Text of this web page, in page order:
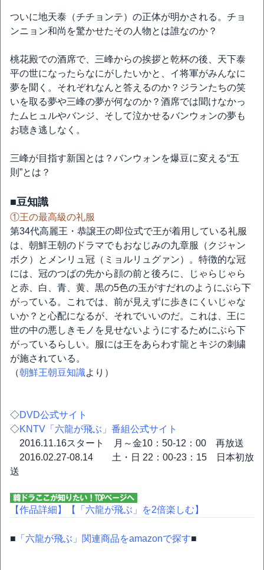
ついに地天泰（チチョンテ）の正体が明かされる。チョ
ンニョン和尚を驚かせたその人物とは誰なのか？
桃花殿での酒席で、三峰からの挨拶と乾杯の後、天下泰
平の世になったらなにがしたいかと、イ将軍がみんなに
夢を聞く。それぞれなんと答えるのか？ジランたちの笑
いを取る夢や三峰の夢が何なのか？酒席では聞けなかっ
たムヒュルやバンジ、そして泣かせるバンウォンの夢も
お聴き逃しなく。
三峰が目指す新国とは？バンウォンを爆豆に変える“五
則”とは？
■豆知識
①王の最高級の礼服
第34代高麗王・恭譲王の即位式で王が着用している礼服
は、朝鮮王朝のドラマでもおなじみの九章服（クジャン
ボク）とメンリュ冠（ミョルリュグァン）。特徴的な冠
には、冠のつばの先から顔の前と後ろに、じゃらじゃら
と赤、白、青、黄、黒の5色の玉がすだれのようにぶら下
がっている。これでは、前が見えずに歩きにくいじゃな
いか？と心配になるが、それでいいのだ。これは、王に
世の中の悪しきモノを見せないようにするためにぶら下
がっているらしい。服には王をあらわす龍とキジの刺繍
が施されている。
（朝鮮王朝豆知識より）
◇DVD公式サイト
◇KNTV「六龍が飛ぶ」番組公式サイト
2016.11.16スタート 月～金10：50-12：00 再放送
2016.02.27-08.14 土・日 22：00-23：15 日本初放
送
【作品詳細】 【「六龍が飛ぶ」を2倍楽しむ】
■ 「六龍が飛ぶ」関連商品をamazonで探す■